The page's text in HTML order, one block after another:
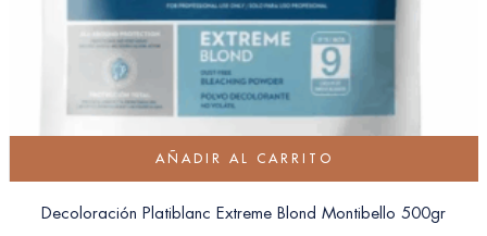
AÑADIR AL CARRITO
Decoloración Platiblanc Extreme Blond Montibello 500gr